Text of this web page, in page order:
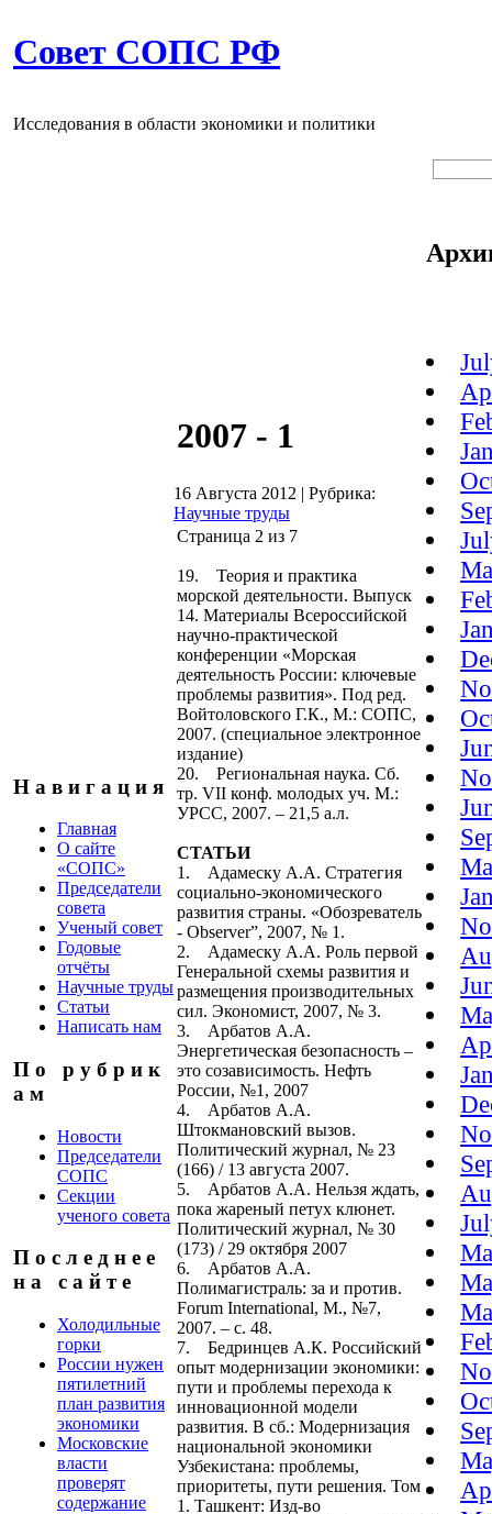
Совет СОПС РФ
Исследования в области экономики и политики
Н а в и г а ц и я
Главная
О сайте
«СОПС»
Председатели
совета
Ученый совет
Годовые
отчёты
Научные труды
Статьи
Написать нам
П о р у б р и к
а м
Новости
Председатели
СОПС
Секции
ученого совета
П о с л е д н е е
н а с а й т е
Холодильные
горки
России нужен
пятилетний
план развития
экономики
Московские
власти
проверят
содержание
2007 - 1
16 Августа 2012 | Рубрика:
Научные труды
Страница 2 из 7
19. Теория и практика
морской деятельности. Выпуск
14. Материалы Всероссийской
научно-практической
конференции «Морская
деятельность России: ключевые
проблемы развития». Под ред.
Войтоловского Г.К., М.: СОПС,
2007. (специальное электронное
издание)
20. Региональная наука. Сб.
тр. VII конф. молодых уч. М.:
УРСС, 2007. – 21,5 а.л.
СТАТЬИ
1. Адамеску А.А. Стратегия
социально-экономического
развития страны. «Обозреватель
- Observer”, 2007, № 1.
2. Адамеску А.А. Роль первой
Генеральной схемы развития и
размещения производительных
сил. Экономист, 2007, № 3.
3. Арбатов А.А.
Энергетическая безопасность –
это созависимость. Нефть
России, №1, 2007
4. Арбатов А.А.
Штокмановский вызов.
Политический журнал, № 23
(166) / 13 августа 2007.
5. Арбатов А.А. Нельзя ждать,
пока жареный петух клюнет.
Политический журнал, № 30
(173) / 29 октября 2007
6. Арбатов А.А.
Полимагистраль: за и против.
Forum International, М., №7,
2007. – с. 48.
7. Бедринцев А.К. Российский
опыт модернизации экономики:
пути и проблемы перехода к
инновационной модели
развития. В сб.: Модернизация
национальной экономики
Узбекистана: проблемы,
приоритеты, пути решения. Том
1. Ташкент: Изд-во